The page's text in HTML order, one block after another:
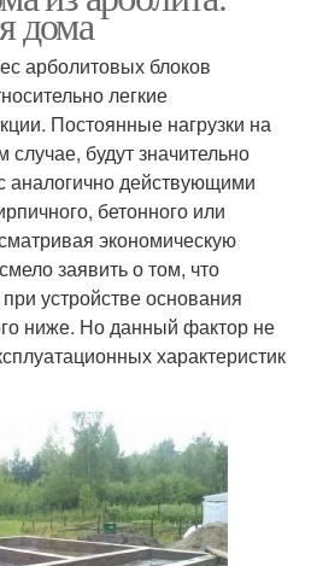
дома
арболитовых блоков
легкие
Постоянные нагрузки на
будут значительно
действующими
бетонного или
экономическую
заявить о том, что
устройстве основания
ниже. Но данный фактор не
характеристик